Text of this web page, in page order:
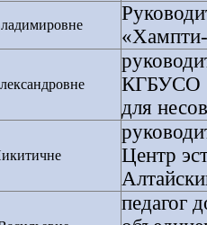
КГБУСО
для
Центр
педагог